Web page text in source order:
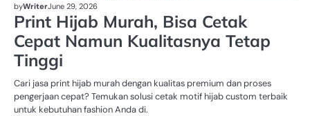
byWriterJune 29, 2026
Print Hijab Murah, Bisa Cetak
Cepat Namun Kualitasnya Tetap
Tinggi
Cari jasa print hijab murah dengan kualitas premium dan proses
pengerjaan cepat? Temukan solusi cetak motif hijab custom terbaik
untuk kebutuhan fashion Anda di.